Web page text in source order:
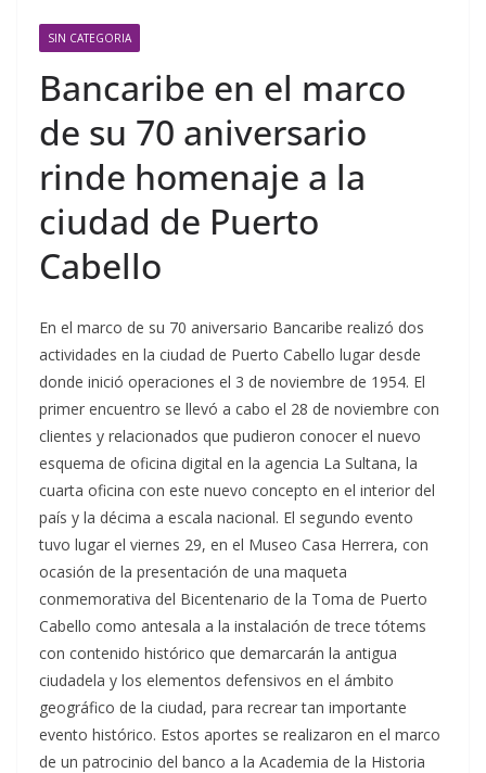
SIN CATEGORIA
Bancaribe en el marco
de su 70 aniversario
rinde homenaje a la
ciudad de Puerto
Cabello
En el marco de su 70 aniversario Bancaribe realizó dos
actividades en la ciudad de Puerto Cabello lugar desde
donde inició operaciones el 3 de noviembre de 1954. El
primer encuentro se llevó a cabo el 28 de noviembre con
clientes y relacionados que pudieron conocer el nuevo
esquema de oficina digital en la agencia La Sultana, la
cuarta oficina con este nuevo concepto en el interior del
país y la décima a escala nacional. El segundo evento
tuvo lugar el viernes 29, en el Museo Casa Herrera, con
ocasión de la presentación de una maqueta
conmemorativa del Bicentenario de la Toma de Puerto
Cabello como antesala a la instalación de trece tótems
con contenido histórico que demarcarán la antigua
ciudadela y los elementos defensivos en el ámbito
geográfico de la ciudad, para recrear tan importante
evento histórico. Estos aportes se realizaron en el marco
de un patrocinio del banco a la Academia de la Historia